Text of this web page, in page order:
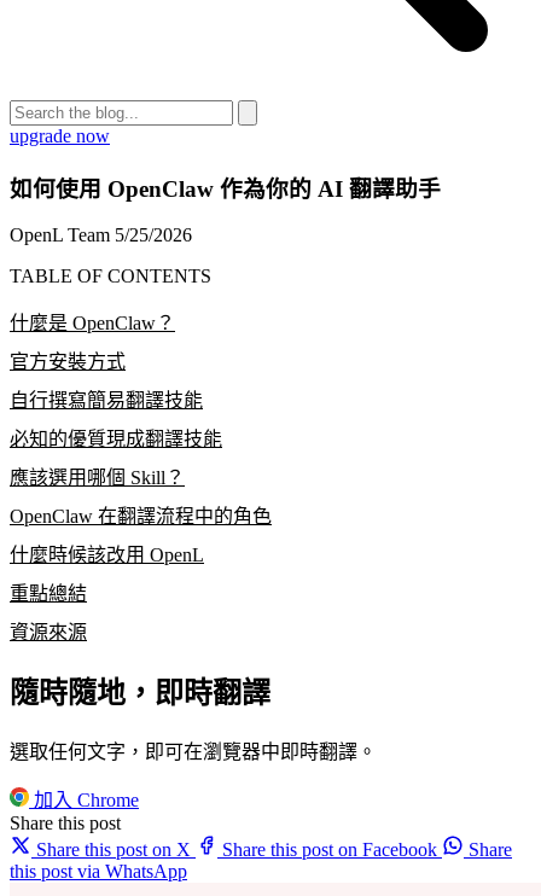
upgrade now
如何使用 OpenClaw 作為你的 AI 翻譯助手
OpenL Team 5/25/2026
TABLE OF CONTENTS
什麼是 OpenClaw？
官方安裝方式
自行撰寫簡易翻譯技能
必知的優質現成翻譯技能
應該選用哪個 Skill？
OpenClaw 在翻譯流程中的角色
什麼時候該改用 OpenL
重點總結
資源來源
隨時隨地，即時翻譯
選取任何文字，即可在瀏覽器中即時翻譯。
加入 Chrome
Share this post
Share this post on X
Share this post on Facebook
Share
this post via WhatsApp